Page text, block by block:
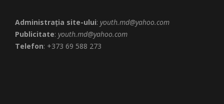
Administrația site-ului: youth.md@yahoo.com
Publicitate: youth.md@yahoo.com
Telefon: +373 69 588 273